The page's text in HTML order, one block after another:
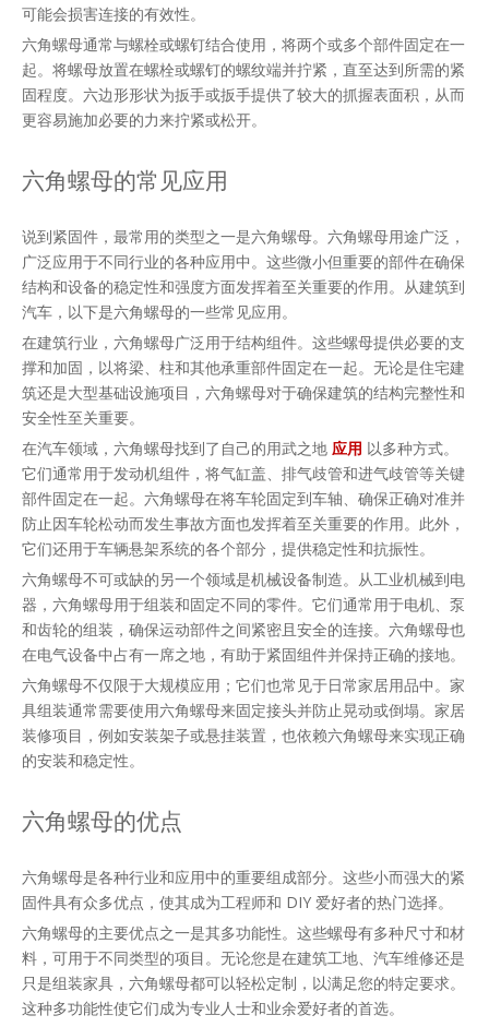
可能会损害连接的有效性。
六角螺母通常与螺栓或螺钉结合使用，将两个或多个部件固定在一
起。将螺母放置在螺栓或螺钉的螺纹端并拧紧，直至达到所需的紧
固程度。六边形形状为扳手或扳手提供了较大的抓握表面积，从而
更容易施加必要的力来拧紧或松开。
六角螺母的常见应用
说到紧固件，最常用的类型之一是六角螺母。六角螺母用途广泛，
广泛应用于不同行业的各种应用中。这些微小但重要的部件在确保
结构和设备的稳定性和强度方面发挥着至关重要的作用。从建筑到
汽车，以下是六角螺母的一些常见应用。
在建筑行业，六角螺母广泛用于结构组件。这些螺母提供必要的支
撑和加固，以将梁、柱和其他承重部件固定在一起。无论是住宅建
筑还是大型基础设施项目，六角螺母对于确保建筑的结构完整性和
安全性至关重要。
在汽车领域，六角螺母找到了自己的用武之地 应用 以多种方式。
它们通常用于发动机组件，将气缸盖、排气歧管和进气歧管等关键
部件固定在一起。六角螺母在将车轮固定到车轴、确保正确对准并
防止因车轮松动而发生事故方面也发挥着至关重要的作用。此外，
它们还用于车辆悬架系统的各个部分，提供稳定性和抗振性。
六角螺母不可或缺的另一个领域是机械设备制造。从工业机械到电
器，六角螺母用于组装和固定不同的零件。它们通常用于电机、泵
和齿轮的组装，确保运动部件之间紧密且安全的连接。六角螺母也
在电气设备中占有一席之地，有助于紧固组件并保持正确的接地。
六角螺母不仅限于大规模应用；它们也常见于日常家居用品中。家
具组装通常需要使用六角螺母来固定接头并防止晃动或倒塌。家居
装修项目，例如安装架子或悬挂装置，也依赖六角螺母来实现正确
的安装和稳定性。
六角螺母的优点
六角螺母是各种行业和应用中的重要组成部分。这些小而强大的紧
固件具有众多优点，使其成为工程师和 DIY 爱好者的热门选择。
六角螺母的主要优点之一是其多功能性。这些螺母有多种尺寸和材
料，可用于不同类型的项目。无论您是在建筑工地、汽车维修还是
只是组装家具，六角螺母都可以轻松定制，以满足您的特定要求。
这种多功能性使它们成为专业人士和业余爱好者的首选。